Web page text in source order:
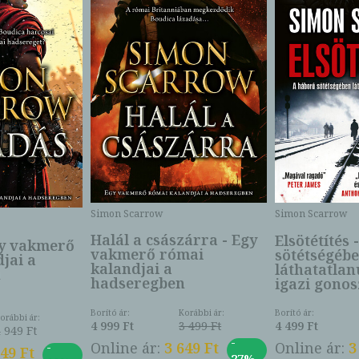
vakmerő
a
ár:
949 Ft
Ft
-
Simon Scarrow
Halál a császárra - Egy
vakmerő római
kalandjai a
hadseregben
Borító ár:
4 999 Ft
Korábbi ár:
3 499 Ft
Online ár: 3 649 Ft
-
Simon Scarrow
Elsötétítés
igazi
Borító ár:
4 499 Ft
Online ár: